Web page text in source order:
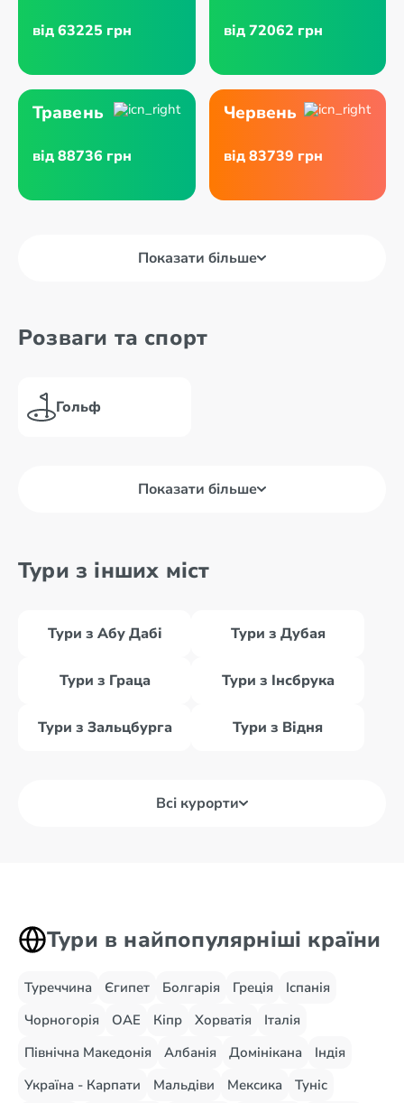
від 63225 грн від 72062 грн
Травень
від 88736 грн
Червень
від 83739 грн
Показати більше
Розваги та спорт
Гольф
Показати більше
Тури з інших міст
Тури з Абу Дабі Тури з Дубая
Тури з Граца Тури з Інсбрука
Тури з Зальцбурга Тури з Відня
Всі курорти
Тури в найпопулярніші країни
Туреччина Єгипет Болгарія Греція
Іспанія
Чорногорія
ОАЕ Кіпр Хорватія
Італія
Північна Македонія
Албанія Домінікана
Індія
Україна - Карпати
Мальдіви Мексика
Туніс